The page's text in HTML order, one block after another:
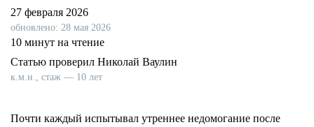
27 февраля 2026
обновлено: 28 мая 2026
10 минут на чтение
Статью проверил Николай Ваулин
к.м.н., стаж — 10 лет
Почти каждый испытывал утреннее недомогание после